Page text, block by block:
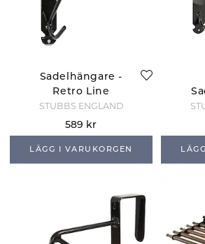
Sadelhängare -
Retro Line
STUBBS ENGLAND
589 kr
LÄGG I VARUKORGEN